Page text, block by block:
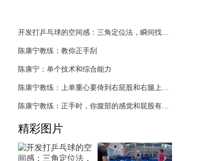
陈康宁教练：教你正手刮
陈康宁：单个技术和综合能力
精彩图片